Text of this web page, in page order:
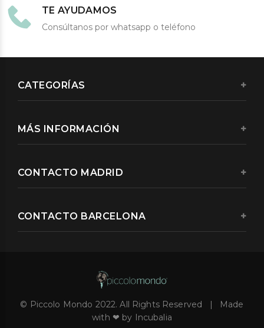
TE AYUDAMOS
Consúltanos por whatsapp o teléfono
CATEGORÍAS
MÁS INFORMACIÓN
CONTACTO MADRID
CONTACTO BARCELONA
© Piccolo Mondo 2022. All Rights Reserved | Made
with ❤ by Incubalia